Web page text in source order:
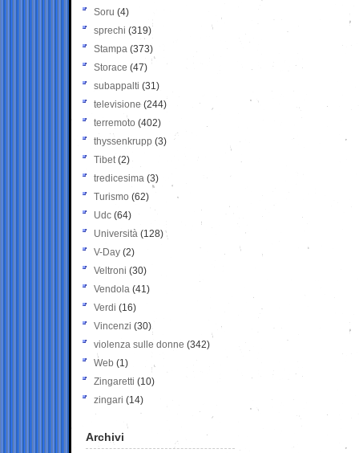
Soru (4)
sprechi (319)
Stampa (373)
Storace (47)
subappalti (31)
televisione(244)
terremoto (402)
thyssenkrupp (3)
Tibet(2)
tredicesima (3)
Turismo (62)
Udc (64)
Università (128)
V-Day (2)
Veltroni (30)
Vendola (41)
Verdi (16)
Vincenzi (30)
violenza sulle donne (342)
Web (1)
Zingaretti (10)
zingari (14)
Archivi